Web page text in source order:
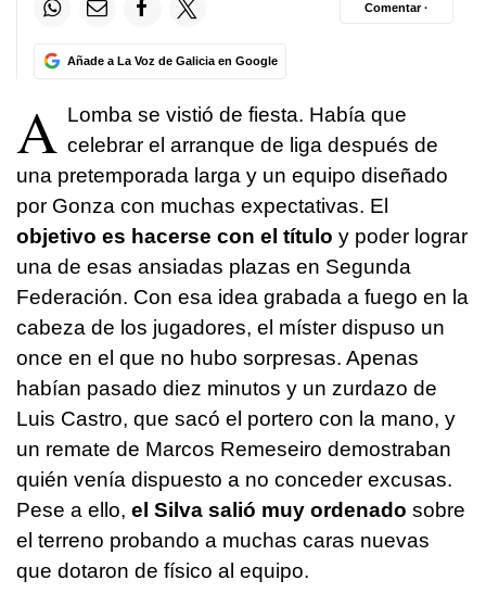
Añade a La Voz de Galicia en Google
Comentar ·
A Lomba se vistió de fiesta. Había que
celebrar el arranque de liga después de
una pretemporada larga y un equipo diseñado
por Gonza con muchas expectativas. El
objetivo es hacerse con el título y poder lograr
una de esas ansiadas plazas en Segunda
Federación. Con esa idea grabada a fuego en la
cabeza de los jugadores, el míster dispuso un
once en el que no hubo sorpresas. Apenas
habían pasado diez minutos y un zurdazo de
Luis Castro, que sacó el portero con la mano, y
un remate de Marcos Remeseiro demostraban
quién venía dispuesto a no conceder excusas.
Pese a ello, el Silva salió muy ordenado sobre
el terreno probando a muchas caras nuevas
que dotaron de físico al equipo.